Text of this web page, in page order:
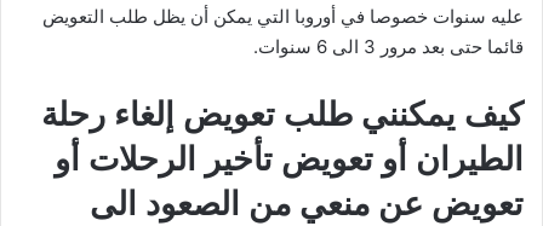
عليه سنوات خصوصا في أوروبا التي يمكن أن يظل طلب التعويض
قائما حتى بعد مرور 3 الى 6 سنوات.
كيف يمكنني طلب تعويض إلغاء رحلة
الطيران أو تعويض تأخير الرحلات أو
تعويض عن منعي من الصعود الى